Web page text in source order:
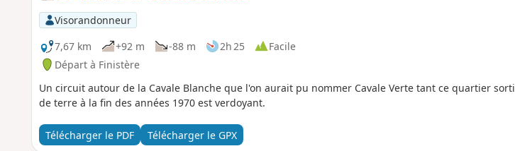
Visorandonneur
7,67 km
+92 m -88 m 2h 25
Facile
Départ à Finistère
Un circuit autour de la Cavale Blanche que l'on aurait pu nommer Cavale Verte tant ce quartier sorti
de terre à la fin des années 1970 est verdoyant.
Télécharger le PDF Télécharger le GPX